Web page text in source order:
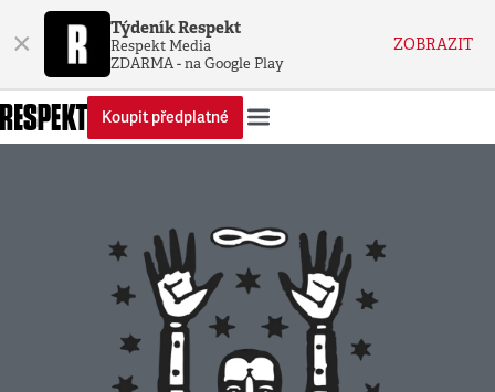
× Týdeník Respekt
Respekt Media
ZDARMA - na Google Play
ZOBRAZIT
Koupit předplatné